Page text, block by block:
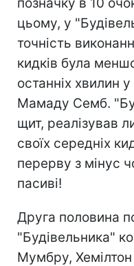
цьому, у
точність
кидків була
останніх хвилин
Мамаду Семб.
щит, реалізував
своїх середніх
перерву з мінус
пасиві!
Друга половина
"Будівельника"
Мумбру, Хемілтон